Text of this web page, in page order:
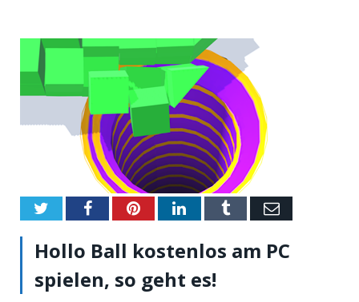
TwitterFacebookPinterestLinkedInTumblrEmail
Hollo Ball kostenlos am PC
spielen, so geht es!